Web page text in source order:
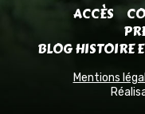
ACCÈS
BLOG HISTOIRE
Mentions